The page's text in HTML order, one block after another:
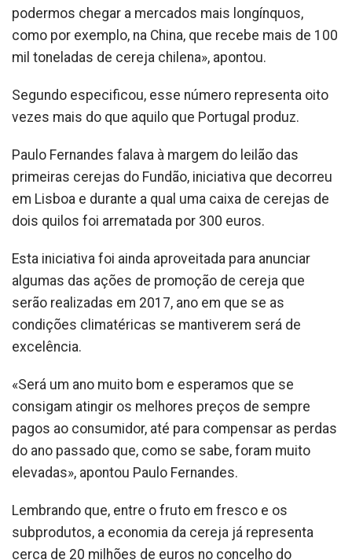
podermos chegar a mercados mais longínquos,
como por exemplo, na China, que recebe mais de 100
mil toneladas de cereja chilena», apontou.
Segundo especificou, esse número representa oito
vezes mais do que aquilo que Portugal produz.
Paulo Fernandes falava à margem do leilão das
primeiras cerejas do Fundão, iniciativa que decorreu
em Lisboa e durante a qual uma caixa de cerejas de
dois quilos foi arrematada por 300 euros.
Esta iniciativa foi ainda aproveitada para anunciar
algumas das ações de promoção de cereja que
serão realizadas em 2017, ano em que se as
condições climatéricas se mantiverem será de
excelência.
«Será um ano muito bom e esperamos que se
consigam atingir os melhores preços de sempre
pagos ao consumidor, até para compensar as perdas
do ano passado que, como se sabe, foram muito
elevadas», apontou Paulo Fernandes.
Lembrando que, entre o fruto em fresco e os
subprodutos, a economia da cereja já representa
cerca de 20 milhões de euros no concelho do